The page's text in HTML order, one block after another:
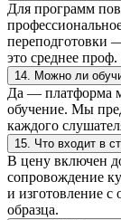
Для программ
переподготовки
это среднее
14. Можно ли
Да — платформа
обучение. Мы
каждого
15. Что входит в
В цену включен
сопровождение
и изготовление с
образца.